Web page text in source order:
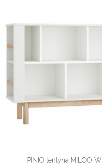
PINIO lentyna MILOO